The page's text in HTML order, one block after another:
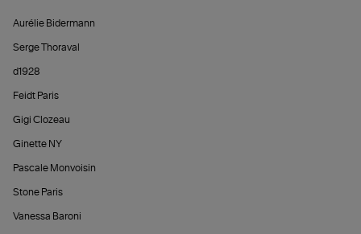
Aurélie Bidermann
Serge Thoraval
d1928
Feidt Paris
Gigi Clozeau
Ginette NY
Pascale Monvoisin
Stone Paris
Vanessa Baroni